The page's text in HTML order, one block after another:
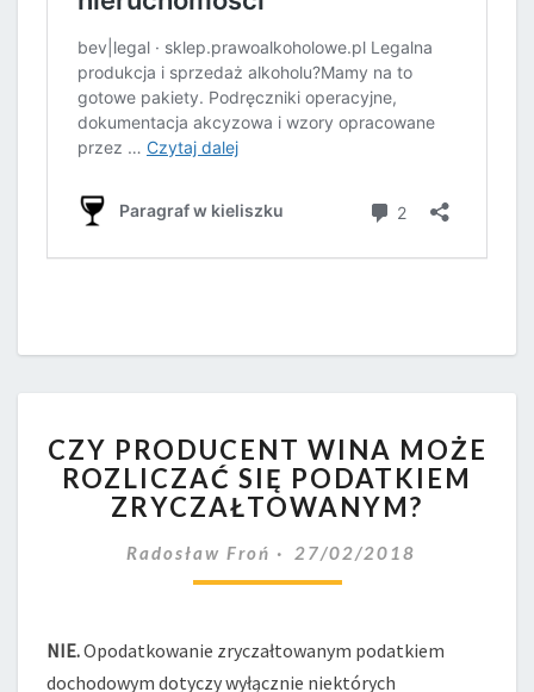
PRODUCENT
WINA
MOŻE
SIĘ
PODATKIEM
CZY PRODUCENT WINA MOŻE
ROZLICZAĆ SIĘ PODATKIEM
ZRYCZAŁTOWANYM?
Radosław Froń 27/02/2018
NIE.Opodatkowanie zryczałtowanym podatkiem
dochodowym dotyczy wyłącznie niektórych